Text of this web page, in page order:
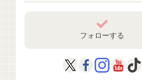
フォローする